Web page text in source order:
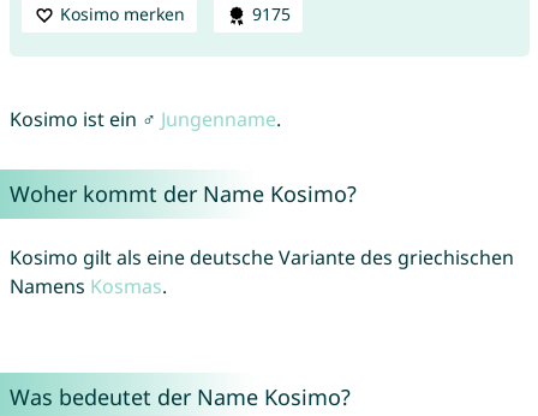
Kosimo merken 9175
Kosimo ist ein ♂ Jungenname.
Woher kommt der Name Kosimo?
Kosimo gilt als eine deutsche Variante des griechischen
Namens Kosmas.
Was bedeutet der Name Kosimo?